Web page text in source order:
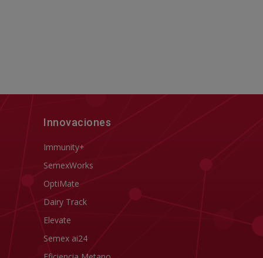
Innovaciones
Immunity+
SemexWorks
OptiMate
Dairy Track
Elevate
Semex ai24